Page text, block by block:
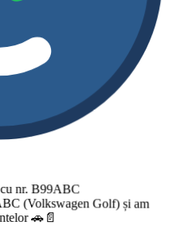
nr. B99ABC
(Volkswagen Golf) și am
🚗📄